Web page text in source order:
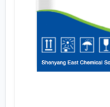
Личный опыт:
нового
застрял в
проблем с